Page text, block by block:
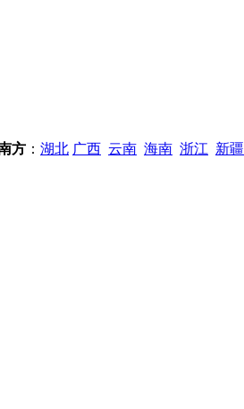
方 ： 湖北 广西 云南 海南 浙江 新疆